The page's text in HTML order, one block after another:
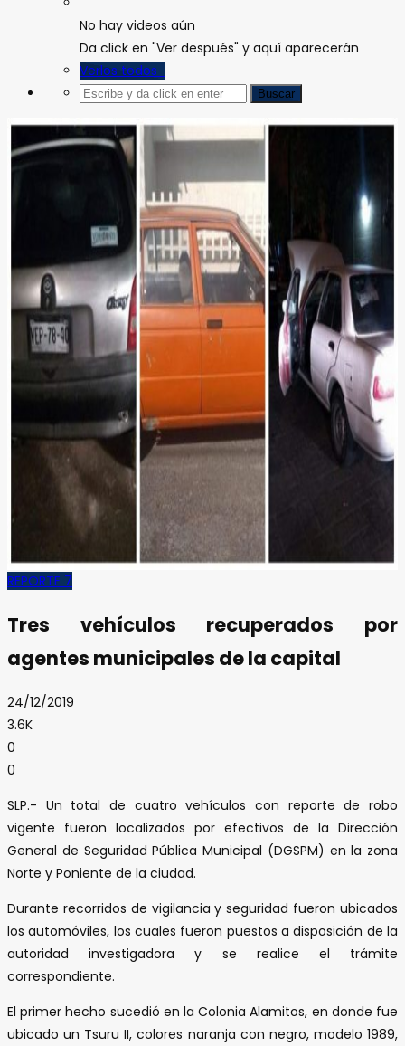
No hay videos aún
Da click en "Ver después" y aquí aparecerán
Verlos todos
REPORTE 7
Tres vehículos recuperados por
agentes municipales de la capital
24/12/2019
3.6K
0
0
SLP.- Un total de cuatro vehículos con reporte de robo
vigente fueron localizados por efectivos de la Dirección
General de Seguridad Pública Municipal (DGSPM) en la zona
Norte y Poniente de la ciudad.
Durante recorridos de vigilancia y seguridad fueron ubicados
los automóviles, los cuales fueron puestos a disposición de la
autoridad investigadora y se realice el trámite
correspondiente.
El primer hecho sucedió en la Colonia Alamitos, en donde fue
ubicado un Tsuru II, colores naranja con negro, modelo 1989,